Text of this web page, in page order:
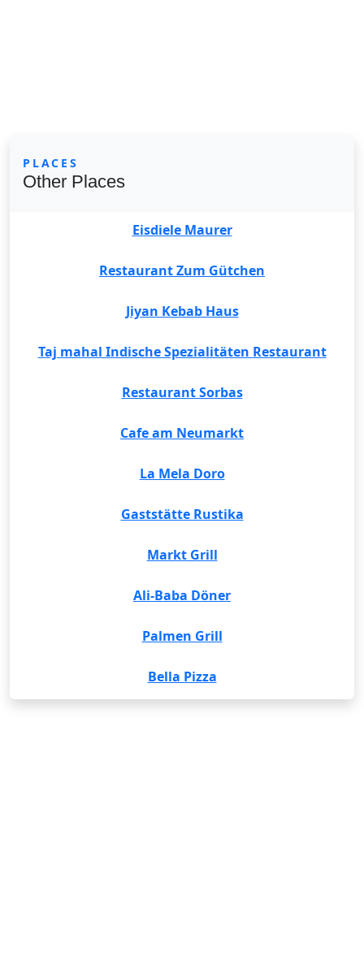
PLACES
Other Places
Eisdiele Maurer
Restaurant Zum Gütchen
Jiyan Kebab Haus
Taj mahal Indische Spezialitäten Restaurant
Restaurant Sorbas
Cafe am Neumarkt
La Mela Doro
Gaststätte Rustika
Markt Grill
Ali-Baba Döner
Palmen Grill
Bella Pizza